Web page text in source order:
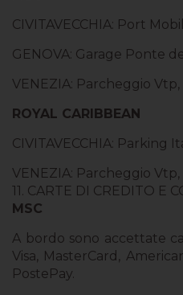
CIVITAVECCHIA: Port
GENOVA: Garage Ponte
VENEZIA: Parcheggio
ROYAL CARIBBEAN
CIVITAVECCHIA: Parking
VENEZIA: Parcheggio
11. CARTE DI CREDITO E
MSC
A bordo sono accettate
Visa, MasterCard,
PostePay.